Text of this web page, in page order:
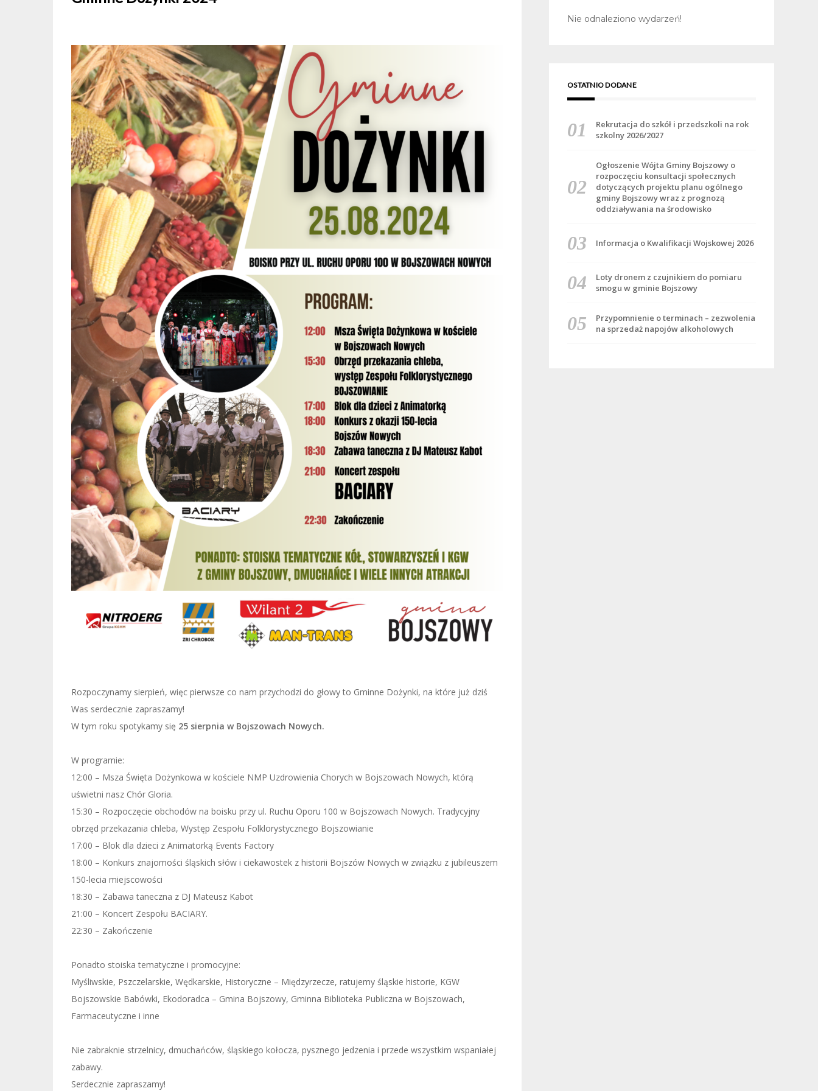
Rozpoczynamy sierpień, więc pierwsze co nam przychodzi do głowy to Gminne Dożynki, na które już dziś
Was serdecznie zapraszamy!
W tym roku spotykamy się 25 sierpnia w Bojszowach Nowych.
W programie:
12:00 – Msza Święta Dożynkowa w kościele NMP Uzdrowienia Chorych w Bojszowach Nowych, którą
uświetni nasz Chór Gloria.
15:30 – Rozpoczęcie obchodów na boisku przy ul. Ruchu Oporu 100 w Bojszowach Nowych. Tradycyjny
obrzęd przekazania chleba, Występ Zespołu Folklorystycznego Bojszowianie
17:00 – Blok dla dzieci z Animatorką Events Factory
18:00 – Konkurs znajomości śląskich słów i ciekawostek z historii Bojszów Nowych w związku z jubileuszem
150-lecia miejscowości
18:30 – Zabawa taneczna z DJ Mateusz Kabot
21:00 – Koncert Zespołu BACIARY.
22:30 – Zakończenie
Ponadto stoiska tematyczne i promocyjne:
Myśliwskie, Pszczelarskie, Wędkarskie, Historyczne – Międzyrzecze, ratujemy śląskie historie, KGW
Bojszowskie Babówki, Ekodoradca – Gmina Bojszowy, Gminna Biblioteka Publiczna w Bojszowach,
Farmaceutyczne i inne
Nie zabraknie strzelnicy, dmuchańców, śląskiego kołocza, pysznego jedzenia i przede wszystkim wspaniałej
zabawy.
Serdecznie zapraszamy!
Nie odnaleziono wydarzeń!
OSTATNIO DODANE
Rekrutacja do szkół i przedszkoli na rok
szkolny 2026/2027
Ogłoszenie Wójta Gminy Bojszowy o
rozpoczęciu konsultacji społecznych
dotyczących projektu planu ogólnego
gminy Bojszowy wraz z prognozą
oddziaływania na środowisko
Informacja o Kwalifikacji Wojskowej 2026
Loty dronem z czujnikiem do pomiaru
smogu w gminie Bojszowy
Przypomnienie o terminach – zezwolenia
na sprzedaż napojów alkoholowych